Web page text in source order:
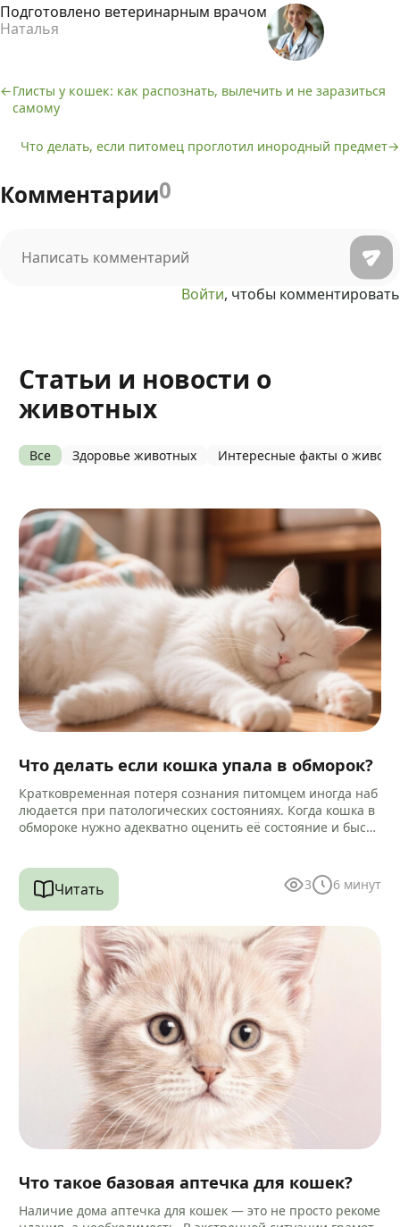
Подготовлено ветеринарным врачом
Наталья
Навигация
по
Глисты у кошек: как распознать, вылечить и не заразиться
самому
Что делать, если питомец проглотил инородный предмет
Комментарии0
Войти, чтобы комментировать
Статьи и новости о
животных
Все Здоровье животных Интересные факты о
Что делать если кошка упала в обморок?
Кратковременная потеря сознания питомцем иногда наб
людается при патологических состояниях. Когда кошка в
обмороке нужно адекватно оценить её состояние и быстр
Читать 3 6 минут
Что такое базовая аптечка для кошек?
Наличие дома аптечка для кошек — это не просто рекоме